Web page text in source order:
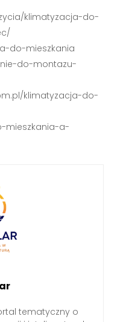
klimatyzacja-do-
do-mieszkania
do-montazu-
klimatyzacja-do-
mieszkania-a-
tematyczny o